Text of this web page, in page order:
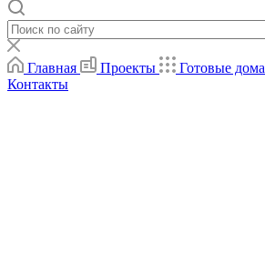
Главная Проекты Готовые дома
Контакты